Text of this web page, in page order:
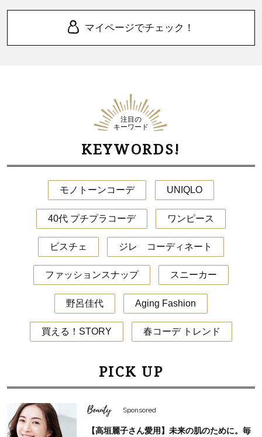
マイページでチェック！
注目の
キーワード
KEYWORDS!
モノトーンコーデ UNIQLO
40代 プチプラコーデ ワンピース
ビスチェ ジレ コーディネート
ファッションスナップ スニーカー
野呂佳代 Aging Fashion
買える！STORY 春コーデ トレンド
PICK UP
Beauty Sponsored
【高垣麗子さん愛用】未来の肌のために。毎